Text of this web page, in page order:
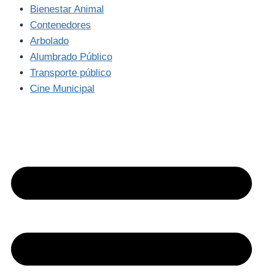
Bienestar Animal
Contenedores
Arbolado
Alumbrado Público
Transporte público
Cine Municipal